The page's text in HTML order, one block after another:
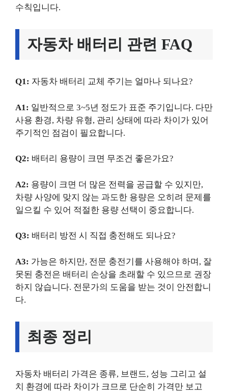
수칙입니다.
자동차 배터리 관련 FAQ
Q1: 자동차 배터리 교체 주기는 얼마나 되나요?
A1: 일반적으로 3~5년 정도가 표준 주기입니다. 다만
사용 환경, 차량 유형, 관리 상태에 따라 차이가 있어
주기적인 점검이 필요합니다.
Q2: 배터리 용량이 크면 무조건 좋은가요?
A2: 용량이 크면 더 많은 전력을 공급할 수 있지만,
차량 사양에 맞지 않는 과도한 용량은 오히려 문제를
일으킬 수 있어 적절한 용량 선택이 중요합니다.
Q3: 배터리 방전 시 직접 충전해도 되나요?
A3: 가능은 하지만, 전문 충전기를 사용해야 하며, 잘
못된 충전은 배터리 손상을 초래할 수 있으므로 권장
하지 않습니다. 전문가의 도움을 받는 것이 안전합니
다.
최종 정리
자동차 배터리 가격은 종류, 브랜드, 성능 그리고 설
치 환경에 따라 차이가 크므로 단순히 가격만 보고